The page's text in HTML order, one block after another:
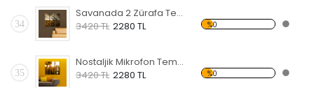
34
Savanada 2 Zürafa Temalı Kanvas Tablo
3420 TL 2280 TL %0
35
Nostaljik Mikrofon Temalı Kanvas Tablo
3420 TL 2280 TL %0